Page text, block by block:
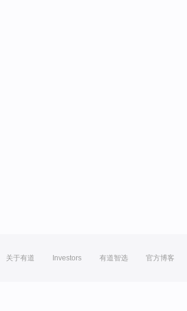
关于有道 Investors 有道智选 官方博客